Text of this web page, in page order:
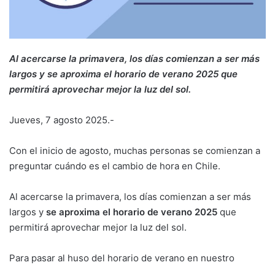
Al acercarse la primavera, los días comienzan a ser más
largos y se aproxima el horario de verano 2025 que
permitirá aprovechar mejor la luz del sol.
Jueves, 7 agosto 2025.-
Con el inicio de agosto, muchas personas se comienzan a
preguntar cuándo es el cambio de hora en Chile.
Al acercarse la primavera, los días comienzan a ser más
largos y se aproxima el horario de verano 2025 que
permitirá aprovechar mejor la luz del sol.
Para pasar al huso del horario de verano en nuestro